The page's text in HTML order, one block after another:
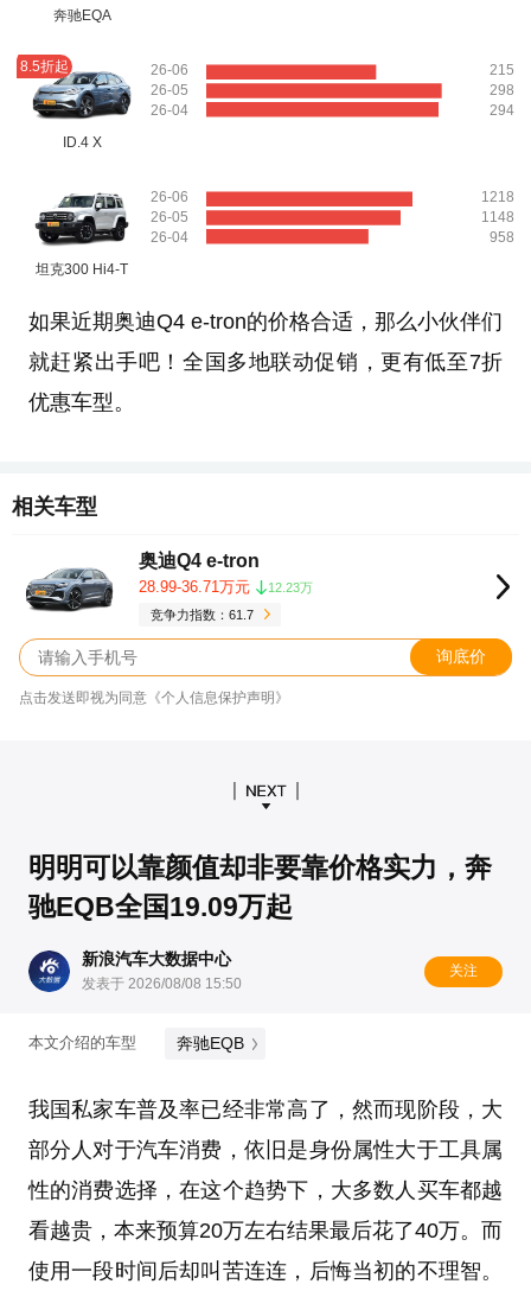
奔驰EQA
8.5折起
ID.4 X
26-06
26-05
26-04
215
298
294
坦克300 Hi4-T
26-06
26-05
26-04
1218
1148
958
如果近期奥迪Q4 e-tron的价格合适，那么小伙伴们
就赶紧出手吧！全国多地联动促销，更有低至7折
优惠车型。
相关车型
奥迪Q4 e-tron
28.99-36.71万元
12.23万
竞争力指数：61.7
询底价
点击发送即视为同意《个人信息保护声明》
明明可以靠颜值却非要靠价格实力，奔
驰EQB全国19.09万起
新浪汽车大数据中心
发表于 2026/08/08 15:50
关注
本文介绍的车型 奔驰EQB
我国私家车普及率已经非常高了，然而现阶段，大
部分人对于汽车消费，依旧是身份属性大于工具属
性的消费选择，在这个趋势下，大多数人买车都越
看越贵，本来预算20万左右结果最后花了40万。而
使用一段时间后却叫苦连连，后悔当初的不理智。